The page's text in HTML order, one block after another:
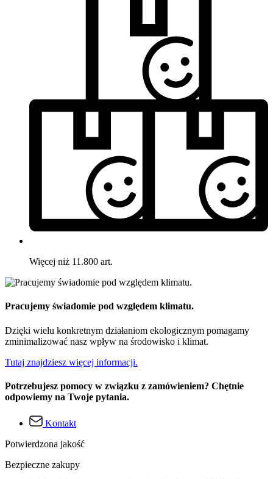
Więcej niż 11.800 art.
Pracujemy świadomie pod względem klimatu.
Dzięki wielu konkretnym działaniom ekologicznym pomagamy
zminimalizować nasz wpływ na środowisko i klimat.
Tutaj znajdziesz więcej informacji.
Potrzebujesz pomocy w związku z zamówieniem? Chętnie
odpowiemy na Twoje pytania.
Kontakt
Potwierdzona jakość
Bezpieczne zakupy